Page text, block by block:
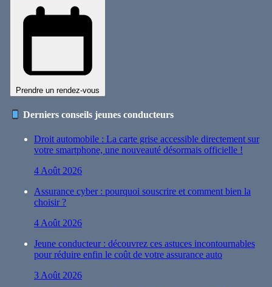
Prendre un rendez-vous
Derniers conseils jeunes conducteurs
Droit automobile : La carte grise accessible directement sur
votre smartphone, une nouveauté désormais officielle !
4 Août 2026
Assurance cyber : pourquoi souscrire et comment bien la
choisir ?
4 Août 2026
Jeune conducteur : découvrez ces astuces incontournables
pour réduire enfin le coût de votre assurance auto
3 Août 2026